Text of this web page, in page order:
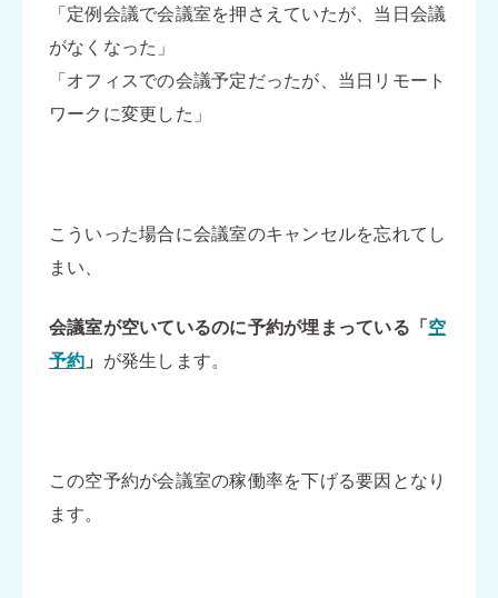
「定例会議で会議室を押さえていたが、当日会議
がなくなった」
「オフィスでの会議予定だったが、当日リモート
ワークに変更した」
こういった場合に会議室のキャンセルを忘れてし
まい、
会議室が空いているのに予約が埋まっている「空
予約 」 が発生します。
この空予約が会議室の稼働率を下げる要因となり
ます。